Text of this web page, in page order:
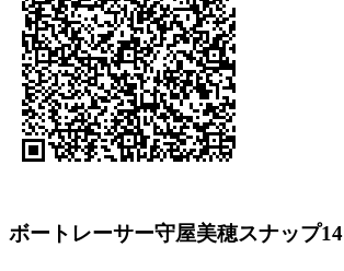
ボートレーサー守屋美穂スナップ14